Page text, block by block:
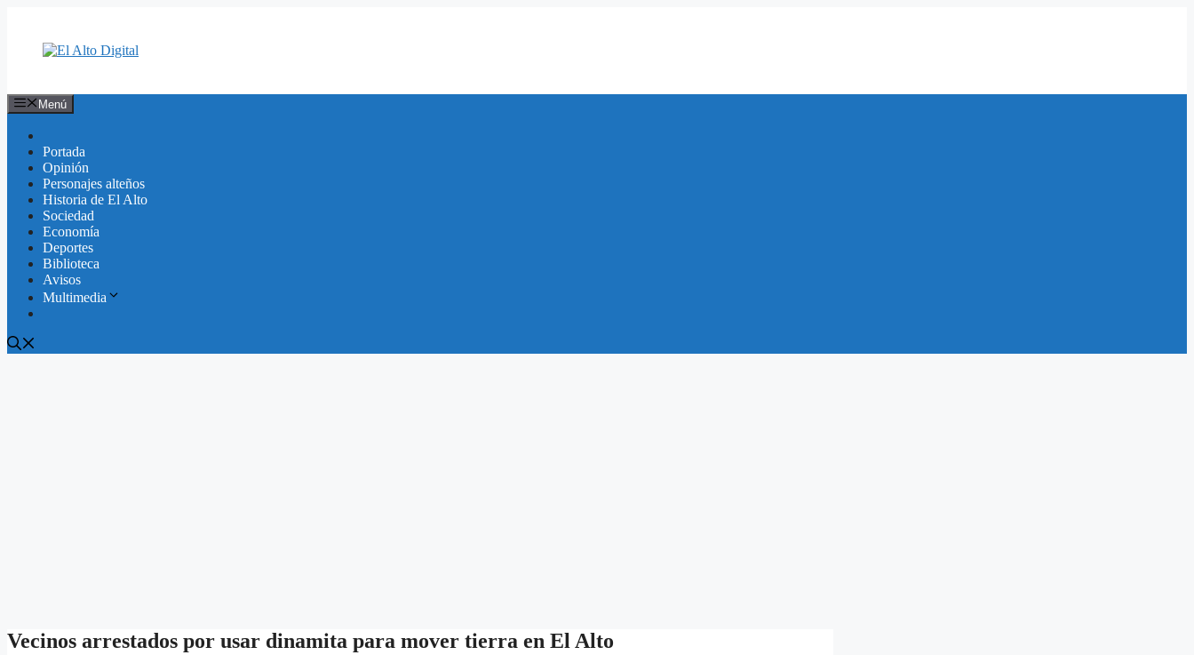
contenido
Menú
Portada
Opinión
Personajes alteños
Historia de El Alto
Sociedad
Economía
Deportes
Biblioteca
Avisos
Multimedia
Vecinos arrestados por usar dinamita para mover tierra en El Alto